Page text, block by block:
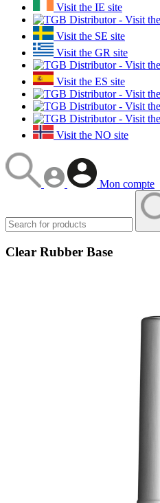
Visit the IE site
Visit the SE site
Visit the GR site
Visit the ES site
Visit the NO site
Mon compte
Clear Rubber Base